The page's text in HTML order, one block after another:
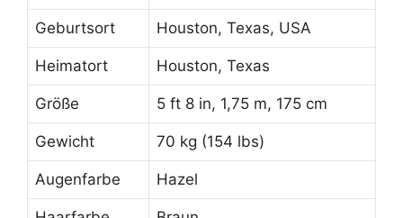
Geburtsort Houston, Texas, USA
Heimatort Houston, Texas
Größe 5 ft 8 in, 1,75 m, 175 cm
Gewicht 70 kg (154 lbs)
Augenfarbe Hazel